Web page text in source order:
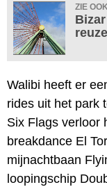
ZIE OOK
Walibi heeft er
rides uit het park
Six Flags verloor
breakdance El
mijnachtbaan
loopingschip